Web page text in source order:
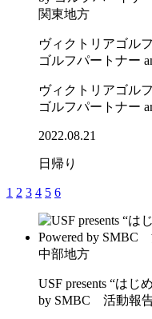
関東地方
ヴィクトリアゴル
ゴルフパートナー
ヴィクトリアゴル
ゴルフパートナー
2022.08.21
日帰り
1 2 3 4 5 6
中部地方
USF presents “はじ
by SMBC 活動報